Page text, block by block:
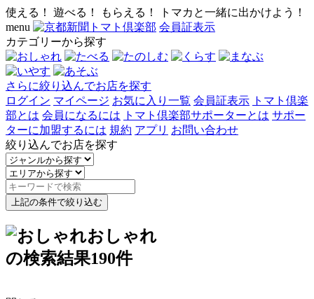
使える！ 遊べる！ もらえる！ トマカと一緒に出かけよう！
menu
会員証表示
カテゴリーから探す
さらに絞り込んでお店を探す
ログイン マイページ お気に入り一覧 会員証表示 トマト倶楽
部とは 会員になるには トマト倶楽部サポーターとは サポー
ターに加盟するには 規約 アプリ お問い合わせ
絞り込んでお店を探す
上記の条件で絞り込む
おしゃれ
の検索結果190件